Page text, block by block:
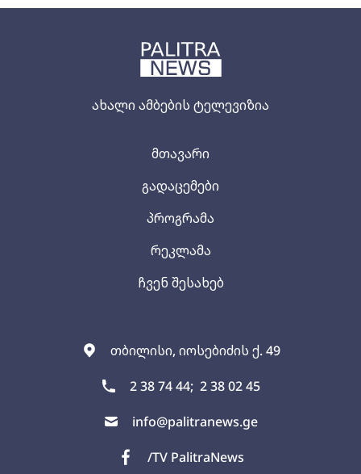
ახალი ამბების ტელევიზია
თბილისი, იოსებიძის ქ. 49
2 38 74 44; 2 38 02 45
info@palitranews.ge
/TV PalitraNews
მთავარი
გადაცემები
პროგრამა
რეკლამა
ჩვენ შესახებ